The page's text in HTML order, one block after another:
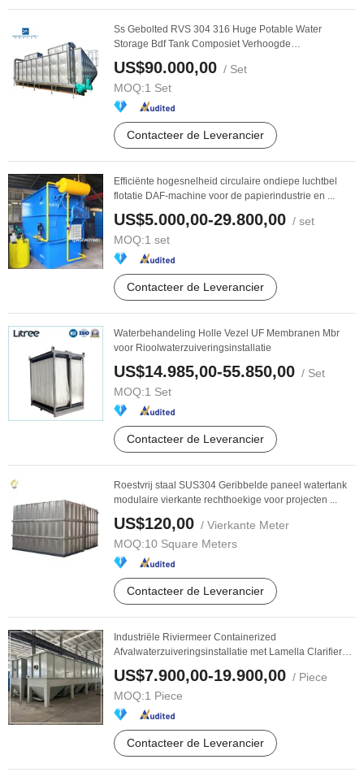
Ss Gebolted RVS 304 316 Huge Potable Water
Storage Bdf Tank Composiet Verhoogde
Brandbestrijding ...
US$90.000,00 / Set
MOQ:1 Set
Contacteer de Leverancier
Efficiënte hogesnelheid circulaire ondiepe luchtbel
flotatie DAF-machine voor de papierindustrie en ...
US$5.000,00-29.800,00 / set
MOQ:1 set
Contacteer de Leverancier
Waterbehandeling Holle Vezel UF Membranen Mbr
voor Rioolwaterzuiveringsinstallatie
US$14.985,00-55.850,00 / Set
MOQ:1 Set
Contacteer de Leverancier
Roestvrij staal SUS304 Geribbelde paneel watertank
modulaire vierkante rechthoekige voor projecten ...
US$120,00 / Vierkante Meter
MOQ:10 Square Meters
Contacteer de Leverancier
Industriële Riviermeer Containerized
Afvalwaterzuiveringsinstallatie met Lamella Clarifier
Mbbr ...
US$7.900,00-19.900,00 / Piece
MOQ:1 Piece
Contacteer de Leverancier